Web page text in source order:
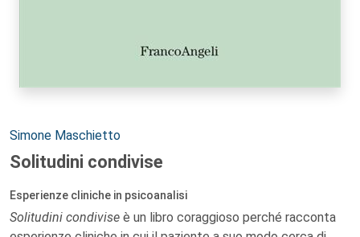
Autori:
Simone Maschietto
Solitudini condivise
Esperienze cliniche in psicoanalisi
Solitudini condivise è un libro coraggioso perché racconta